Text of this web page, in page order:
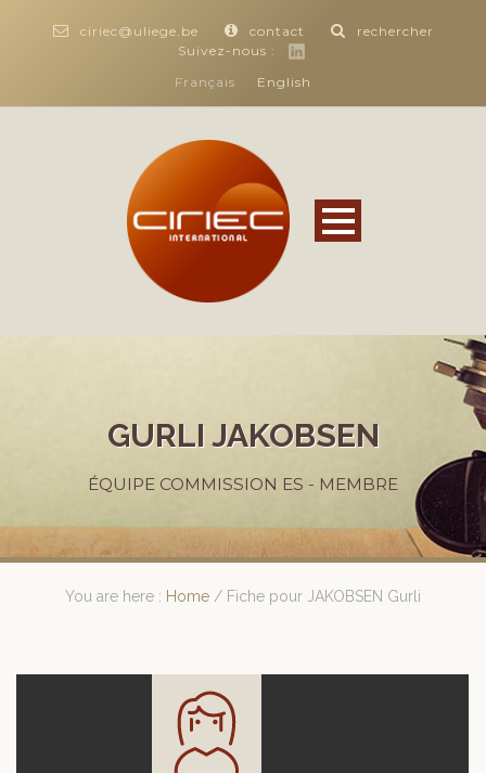
ciriec@uliege.be contact
rechercher
Suivez-nous :
Français
English
GURLI JAKOBSEN
ÉQUIPE COMMISSION ES - MEMBRE
You are here : Home / Fiche pour JAKOBSEN Gurli